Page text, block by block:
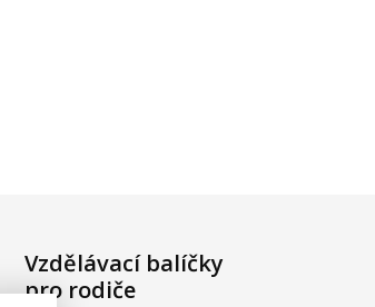
Vzdělávací balíčky
pro rodiče